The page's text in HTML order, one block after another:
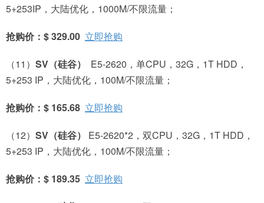
5+253IP，大陆优化，1000M/不限流量；
抢购价：$ 329.00 立即抢购
（11） SV （硅谷）
E5-2620，单CPU，32G，1T HDD，
5+253 IP，大陆优化，100M/不限流量；
抢购价：$ 165.68 立即抢购
（12） SV （硅谷）
E5-2620*2，双CPU，32G，1T HDD，
5+253 IP，大陆优化，100M/不限流量；
抢购价：$ 189.35 立即抢购